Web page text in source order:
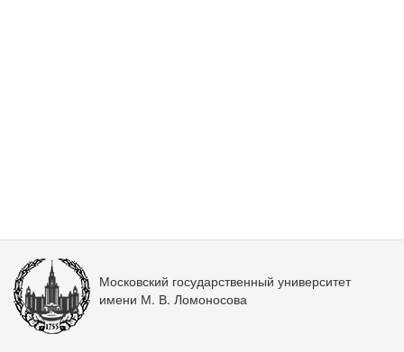
Московский государственный университет
имени М. В. Ломоносова